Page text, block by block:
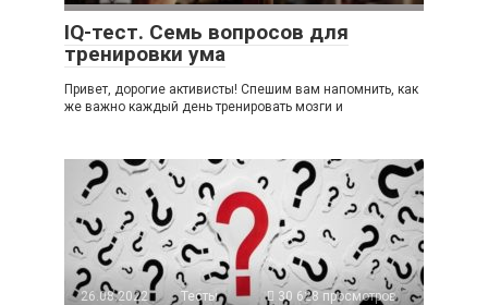
IQ-тест. Семь вопросов для
тренировки ума
Привет, дорогие активисты! Спешим вам напомнить, как
же важно каждый день тренировать мозги и
26.08.2022 Тесты 30 628 просмотров